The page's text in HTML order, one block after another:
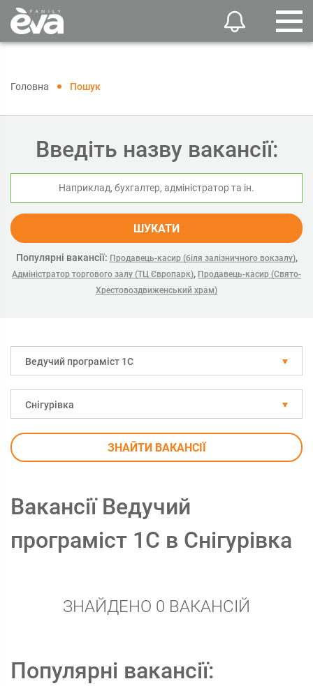
Головна Пошук
Введіть назву вакансії:
ШУКАТИ
Популярні вакансії: Продавець-касир (біля залізничного вокзалу),
Адміністратор торгового залу (ТЦ Європарк), Продавець-касир (Свято-
Хрестовоздвиженський храм)
Ведучий програміст 1С
Снігурівка
ЗНАЙТИ ВАКАНСІЇ
Вакансії Ведучий
програміст 1С в Снігурівка
ЗНАЙДЕНО 0 ВАКАНСІЙ
Популярні вакансії: